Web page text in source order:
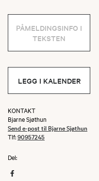
PÅMELDINGSINFO I
TEKSTEN
LEGG I KALENDER
KONTAKT
Bjarne Sjøthun
Send e-post til Bjarne Sjøthun
Tlf:90957245
Del: